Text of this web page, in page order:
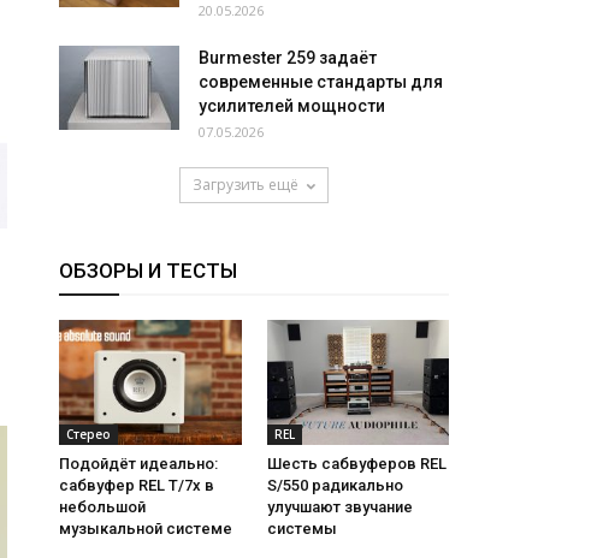
20.05.2026
Burmester 259 задаёт
современные стандарты для
усилителей мощности
07.05.2026
Загрузить ещё
ОБЗОРЫ И ТЕСТЫ
Стерео
Подойдёт идеально:
сабвуфер REL T/7x в
небольшой
музыкальной системе
REL
Шесть сабвуферов REL
S/550 радикально
улучшают звучание
системы